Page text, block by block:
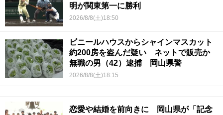
明が関東第一に勝利
2026/8/8(土)18:50
ビニールハウスからシャインマスカット
約200房を盗んだ疑い ネットで販売か
無職の男（42）逮捕 岡山県警
2026/8/8(土)18:15
恋愛や結婚を前向きに 岡山県が「記念